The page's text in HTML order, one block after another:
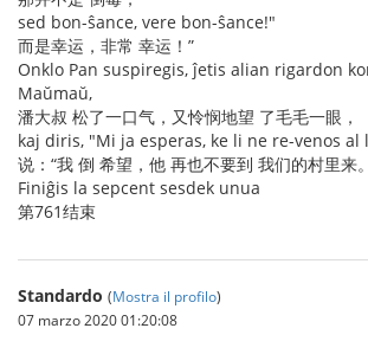
sed bon-ŝance, vere bon-ŝance!"
而是幸运，非常 幸运！”
Onklo Pan suspiregis, ĵetis alian rigardon
Maŭmaŭ,
潘大叔 松了一口气，又怜悯地望 了毛毛一眼，
kaj diris, "Mi ja esperas, ke li ne re-venos al
说：“我 倒 希望，他 再也不要到 我们的村里来。
Finiĝis la sepcent sesdek unua
第761结束
Standardo (Mostra il profilo)
07 marzo 2020 01:20:08